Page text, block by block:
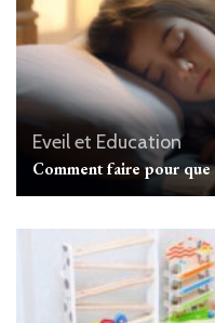
Eveil et Education
Comment faire pour